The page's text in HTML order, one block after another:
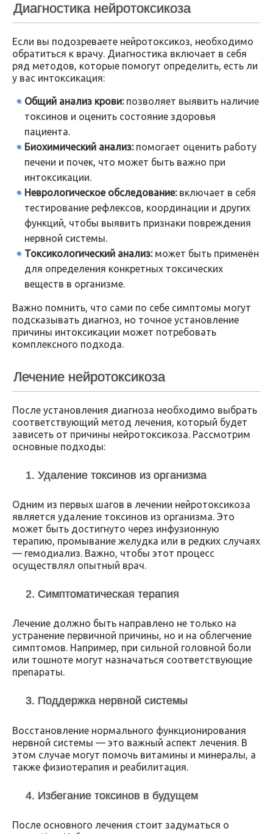
Диагностика нейротоксикоза
Если вы подозреваете нейротоксикоз, необходимо
обратиться к врачу. Диагностика включает в себя
ряд методов, которые помогут определить, есть ли
у вас интоксикация:
Общий анализ крови:позволяет выявить наличие
токсинов и оценить состояние здоровья
пациента.
Биохимический анализ:помогает оценить работу
печени и почек, что может быть важно при
интоксикации.
Неврологическое обследование:включает в себя
тестирование рефлексов, координации и других
функций, чтобы выявить признаки повреждения
нервной системы.
Токсикологический анализ:может быть применён
для определения конкретных токсических
веществ в организме.
Важно помнить, что сами по себе симптомы могут
подсказывать диагноз, но точное установление
причины интоксикации может потребовать
комплексного подхода.
Лечение нейротоксикоза
После установления диагноза необходимо выбрать
соответствующий метод лечения, который будет
зависеть от причины нейротоксикоза. Рассмотрим
основные подходы:
1. Удаление токсинов из организма
Одним из первых шагов в лечении нейротоксикоза
является удаление токсинов из организма. Это
может быть достигнуто через инфузионную
терапию, промывание желудка или в редких случаях
— гемодиализ. Важно, чтобы этот процесс
осуществлял опытный врач.
2. Симптоматическая терапия
Лечение должно быть направлено не только на
устранение первичной причины, но и на облегчение
симптомов. Например, при сильной головной боли
или тошноте могут назначаться соответствующие
препараты.
3. Поддержка нервной системы
Восстановление нормального функционирования
нервной системы — это важный аспект лечения. В
этом случае могут помочь витамины и минералы, а
также физиотерапия и реабилитация.
4. Избегание токсинов в будущем
После основного лечения стоит задуматься о